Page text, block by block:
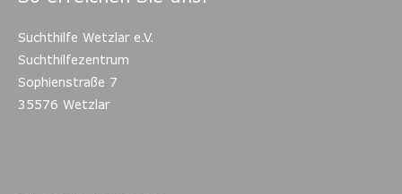
Wetzlar Lahn-Dill-Eder
e.V. durchgeführt. Die
Finanzierung erfolgt
durch die Stadt
Selbsthilfegruppen im Lahn-
Dill-Kreis
Suchthilfe Wetzlar e.V.
Suchthilfezentrum
Sophienstraße 7
35576 Wetzlar